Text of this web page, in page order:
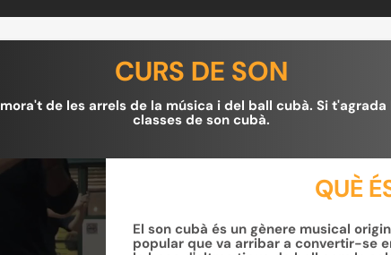
CURS DE SON
de les arrels de la música i del ball cubà. Si
classes de son cubà.
QUÈ
El son cubà és un gènere musical
popular que va arribar a convertir-se